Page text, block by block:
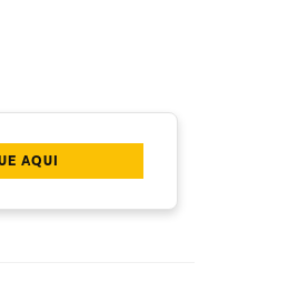
AQUI